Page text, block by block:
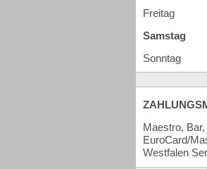
Freitag
Samstag
Sonntag
Maestro,
EuroCard/
Westfalen